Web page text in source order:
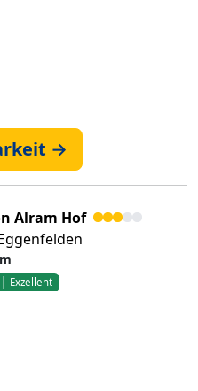
→
Alram Hof
Exzellent